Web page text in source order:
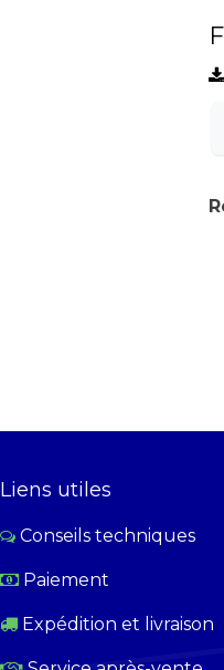
Liens utiles
Conseils techniques
Paiement
Expédition et livraison